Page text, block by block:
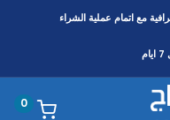
مع اتمام عملية الشراء
0